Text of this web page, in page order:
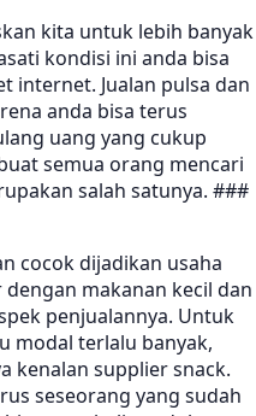
kita untuk lebih banyak
kondisi ini anda bisa
internet. Jualan pulsa dan
anda bisa terus
uang yang cukup
semua orang mencari
salah satunya. ###
cocok dijadikan usaha
makanan kecil dan
penjualannya. Untuk
modal terlalu banyak,
kenalan supplier snack.
seseorang yang sudah